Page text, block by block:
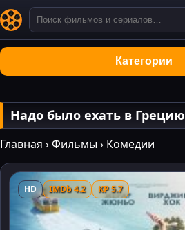
Категории
Надо было ехать в Грецию
Главная ›Фильмы › Комедии
HD IMDb 4.2 KP 5.7